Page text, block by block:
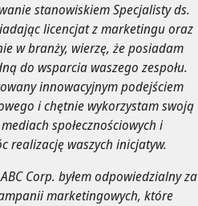
stanowiskiem Specjalisty ds.
licencjat z marketingu oraz
w branży, wierzę, że posiadam
do wsparcia waszego zespołu.
innowacyjnym podejściem
i chętnie wykorzystam swoją
społecznościowych i
realizację waszych inicjatyw.
Corp. byłem odpowiedzialny za
marketingowych, które